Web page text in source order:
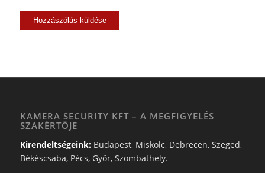
KAMERA SECURITY KFT – A MEGFIGYELÉS
SZAKÉRTŐJE
Kirendeltségeink:Budapest, Miskolc, Debrecen, Szeged,
Békéscsaba, Pécs, Győr, Szombathely.